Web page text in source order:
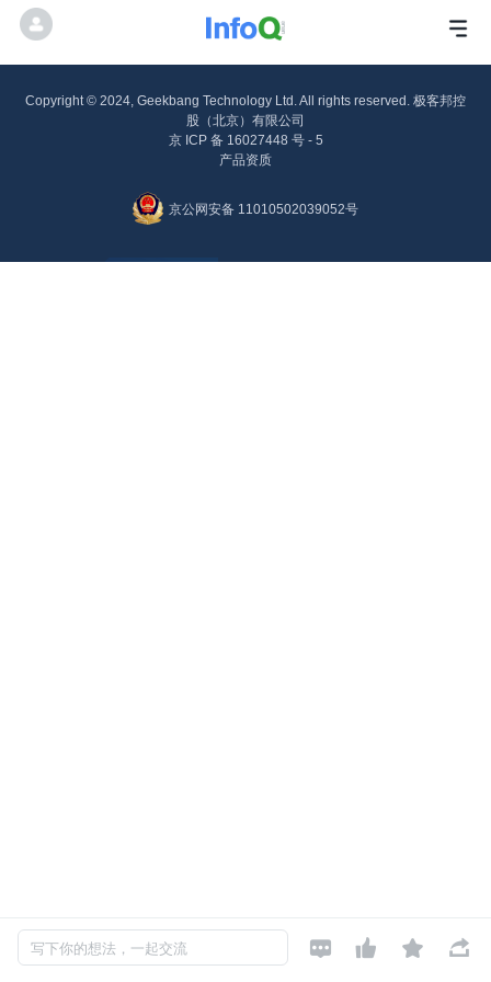
写下你的想法，一起交流    
Copyright © 2024, Geekbang Technology Ltd. All rights reserved. 极客邦控
股（北京）有限公司
京 ICP 备 16027448 号 - 5
产品资质
京公网安备 11010502039052号